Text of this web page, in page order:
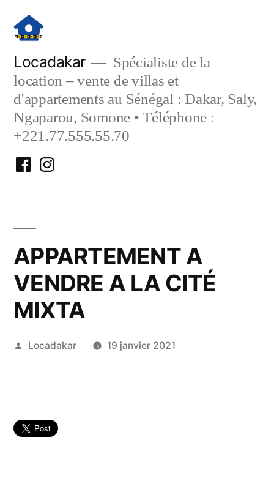
contenu
Locadakar
Spécialiste de la
location – vente de villas et
d'appartements au Sénégal : Dakar, Saly,
Ngaparou, Somone • Téléphone :
+221.77.555.55.70
FacebookInstagram
APPARTEMENT A
VENDRE A LA CITÉ
MIXTA
Publié
Locadakar 19 janvier 2021